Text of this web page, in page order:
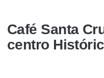
Café Santa
centro